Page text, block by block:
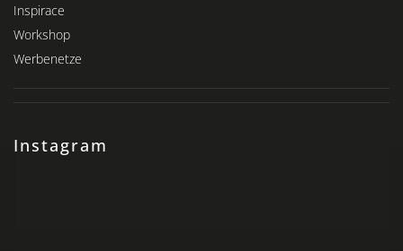
Inspirace
Workshop
Werbenetze
Instagram